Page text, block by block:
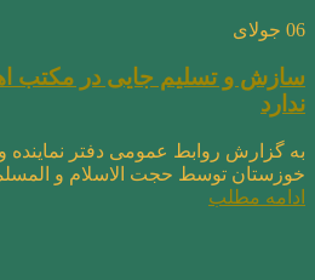
06 جولای
سازش و تسلیم جایی در مکتب
ندارد
به گزارش روابط عمومی دفتر نماینده
خوزستان توسط حجت الاسلام و
ادامه مطلب